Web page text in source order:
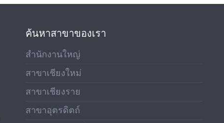
ค้นหาสาขาของเรา
สำนักงานใหญ่
สาขาเชียงใหม่
สาขาเชียงราย
สาขาอุตรดิตถ์